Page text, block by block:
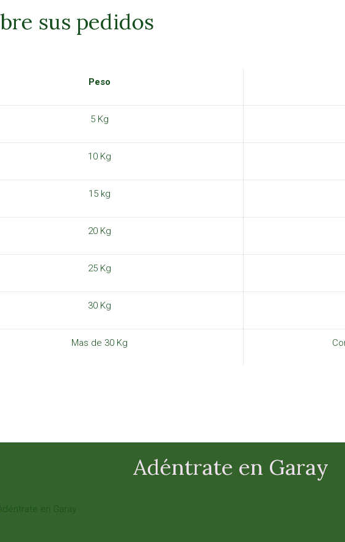
sus pedidos
Peso
5 Kg
10 Kg
15 kg
20 Kg
25 Kg
30 Kg
Mas de 30 Kg
Adéntrate en Garay